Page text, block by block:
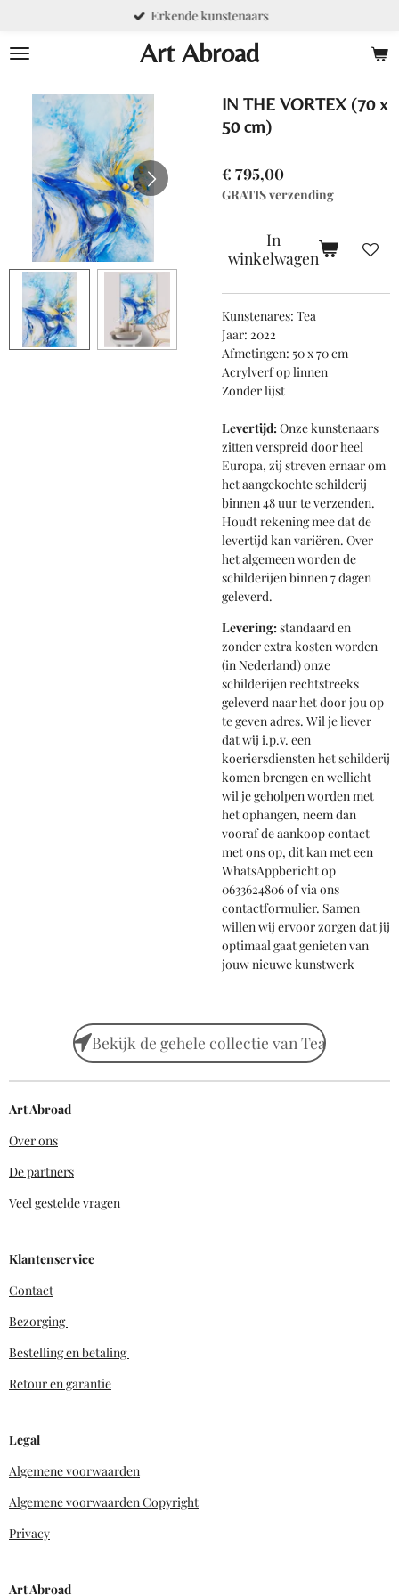
naar
hoofdinhoud
Art Abroad
Erkende kunstenaars
IN THE VORTEX (70 x
50 cm)
€ 795,00
GRATIS verzending
In
winkelwagen
Kunstenares: Tea
Jaar: 2022
Afmetingen: 50 x 70 cm
Acrylverf op linnen
Zonder lijst
Levertijd:Onze kunstenaars
zitten verspreid door heel
Europa, zij streven ernaar om
het aangekochte schilderij
binnen 48 uur te verzenden.
Houdt rekening mee dat de
levertijd kan variëren. Over
het algemeen worden de
schilderijen binnen 7 dagen
geleverd.
Levering:standaard en
zonder extra kosten worden
(in Nederland) onze
schilderijen rechtstreeks
geleverd naar het door jou op
te geven adres. Wil je liever
dat wij i.p.v. een
koeriersdiensten het schilderij
komen brengen en wellicht
wil je geholpen worden met
het ophangen, neem dan
vooraf de aankoop contact
met ons op, dit kan met een
WhatsAppbericht op
0633624806 of via ons
contactformulier. Samen
willen wij ervoor zorgen dat jij
optimaal gaat genieten van
jouw nieuwe kunstwerk
Bekijk de gehele collectie van Tea
Art Abroad
Over ons
De partners
Veel gestelde vragen
Klantenservice
Contact
Bezorging
Bestelling en betaling
Retour en garantie
Legal
Algemene voorwaarden
Algemene voorwaarden Copyright
Privacy
Art Abroad